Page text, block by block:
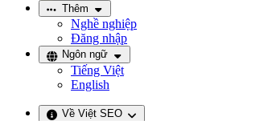
Thêm
Nghề nghiệp
Đăng nhập
Ngôn ngữ
Tiếng Việt
English
Về Việt SEO